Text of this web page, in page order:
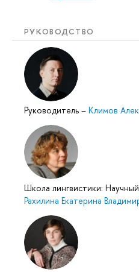
РУКОВОДСТВО
Руководитель – Климов
Школа лингвистики:
Рахилина Екатерина